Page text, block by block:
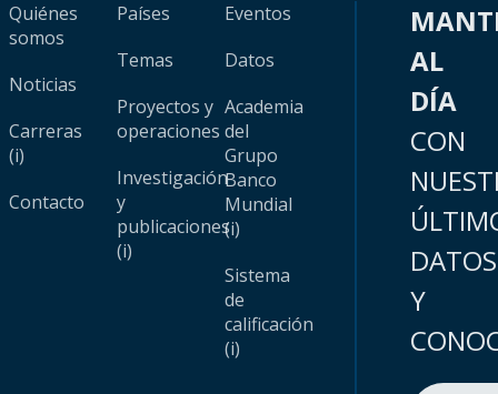
Quiénes
somos
Noticias
Carreras
(i)
Contacto
Países
Temas
Proyectos y
operaciones
Investigación
y
publicaciones
(i)
Eventos
Datos
Academia
del
Grupo
Banco
Mundial
(i)
Sistema
de
calificación
(i)
AL
DÍA
CON
DATOS
Y